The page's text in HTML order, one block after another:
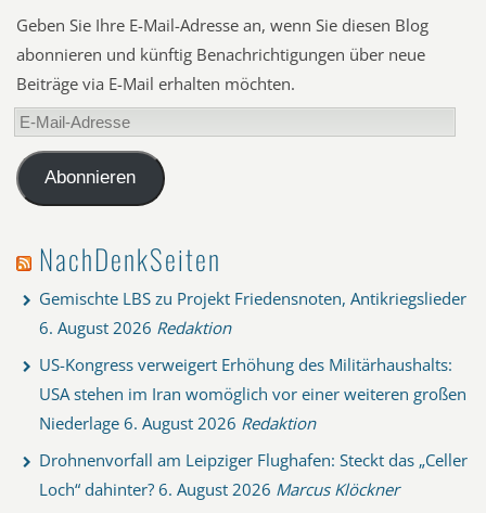
Geben Sie Ihre E-Mail-Adresse an, wenn Sie diesen Blog
abonnieren und künftig Benachrichtigungen über neue
Beiträge via E-Mail erhalten möchten.
E-
Mail-
AdresseAbonnieren
NachDenkSeiten
Gemischte LBS zu Projekt Friedensnoten, Antikriegslieder
6. August 2026 Redaktion
US-Kongress verweigert Erhöhung des Militärhaushalts:
USA stehen im Iran womöglich vor einer weiteren großen
Niederlage 6. August 2026 Redaktion
Drohnenvorfall am Leipziger Flughafen: Steckt das „Celler
Loch“ dahinter? 6. August 2026 Marcus Klöckner